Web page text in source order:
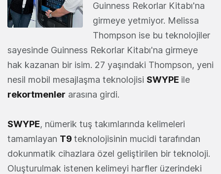
Guinness Rekorlar Kitabı'na
girmeye yetmiyor. Melissa
Thompson ise bu teknolojiler
sayesinde Guinness Rekorlar Kitabı'na girmeye
hak kazanan bir isim. 27 yaşındaki Thompson, yeni
nesil mobil mesajlaşma teknolojisi SWYPE ile
rekortmenler arasına girdi.
SWYPE, nümerik tuş takımlarında kelimeleri
tamamlayan T9 teknolojisinin mucidi tarafından
dokunmatik cihazlara özel geliştirilen bir teknoloji.
Oluşturulmak istenen kelimeyi harfler üzerindeki